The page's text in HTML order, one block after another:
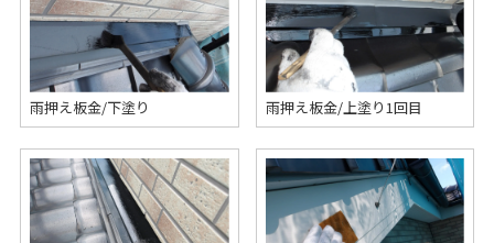
雨押え板金/下塗り 雨押え板金/上塗り1回目